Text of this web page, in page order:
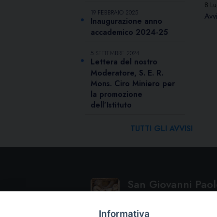
19 FEBBRAIO 2025
Inaugurazione anno
accademico 2024-25
5 SETTEMBRE 2024
Lettera del nostro
Moderatore, S. E. R.
Mons. Ciro Miniero per
la promozione
dell’Istituto
TUTTI GLI AVVISI
8
San Giovanni
Informativa